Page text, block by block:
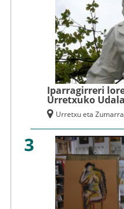
Iparragirreri
Urretxuko
Urretxu eta
3